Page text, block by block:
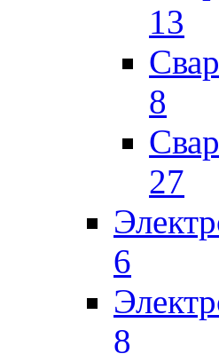
13
8
27
6
8